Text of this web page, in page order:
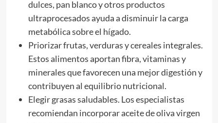
dulces, pan blanco y otros productos
ultraprocesados ayuda a disminuir la carga
metabólica sobre el hígado.
Priorizar frutas, verduras y cereales integrales.
Estos alimentos aportan fibra, vitaminas y
minerales que favorecen una mejor digestión y
contribuyen al equilibrio nutricional.
Elegir grasas saludables. Los especialistas
recomiendan incorporar aceite de oliva virgen